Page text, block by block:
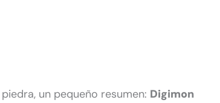
un pequeño resumen: Digimon